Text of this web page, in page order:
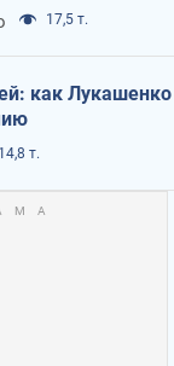
17,5 т.
как Лукашенко
14,8 т.